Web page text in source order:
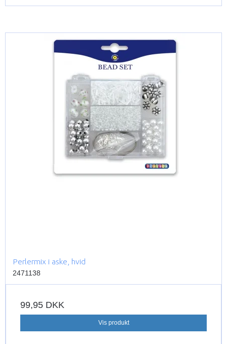
Perlermix i aske, hvid
2471138
99,95 DKK
Vis produkt